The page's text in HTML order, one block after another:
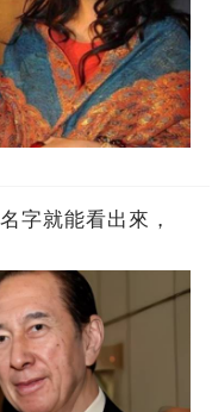
字就能看出來，